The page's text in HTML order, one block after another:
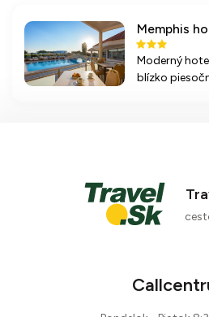
Memphis
Moderný
blízko